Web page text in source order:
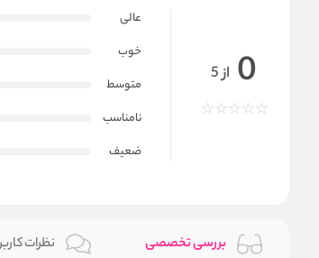
0 از 5
عالی
خوب
متوسط
نامناسب
ضعیف
بررسی تخصصی نظرات